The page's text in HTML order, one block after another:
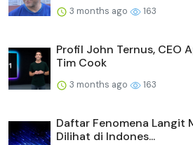
3 months ago 163
Profil John Ternus, CEO
Tim Cook
3 months ago 163
Daftar Fenomena Langit
Dilihat di Indones...